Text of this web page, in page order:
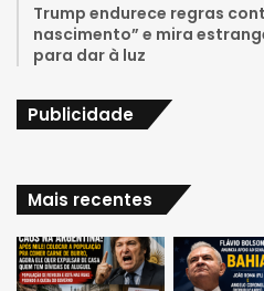
Trump endurece regras
nascimento” e mira
para dar à luz
Publicidade
Mais recentes